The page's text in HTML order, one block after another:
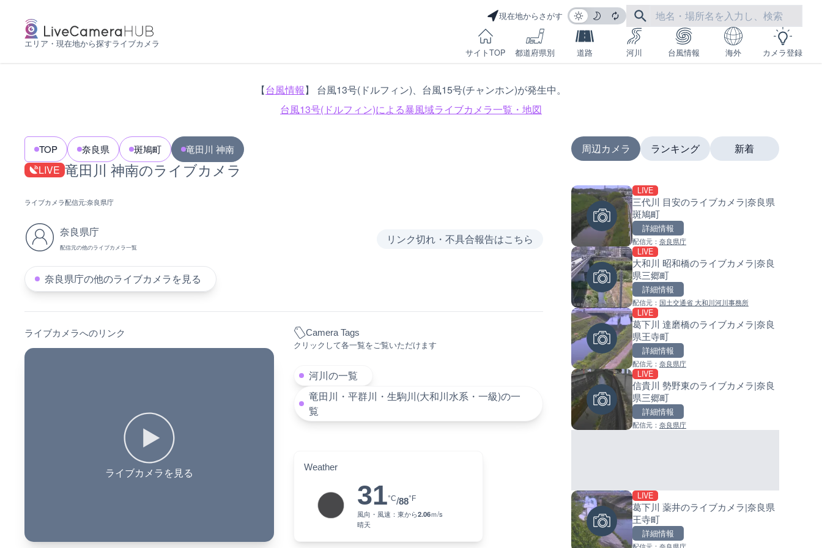
エリア・現在地から探すライブカメラ
現在地からさがす
サイトTOP 都道府県別 道路 河川 台風情報 海外 カメラ登録
【台風情報】 台風13号(ドルフィン)、台風15号(チャンホン)が発生中。
台風13号(ドルフィン)による暴風域ライブカメラ一覧・地図
TOP 奈良県 斑鳩町 竜田川 神南
LIVE 竜田川 神南のライブカメラ
ライブカメラ配信元:奈良県庁
奈良県庁
配信元の他のライブカメラ一覧
リンク切れ・不具合報告はこちら
奈良県庁の他のライブカメラを見る
ライブカメラへのリンク
ライブカメラを見る
Camera Tags
クリックして各一覧をご覧いただけます
河川の一覧
竜田川・平群川・生駒川(大和川水系・一級)の一
覧
Weather
31°C/88°F
風向・風速： 東から2.06ｍ/s
晴天
周辺カメラ
LIVE
三代川 目安のライブカメラ|奈良県
斑鳩町
詳細情報
配信元： 奈良県庁
LIVE
大和川 昭和橋のライブカメラ|奈良
県三郷町
詳細情報
配信元： 国土交通省 大和川河川事務所
LIVE
葛下川 達磨橋のライブカメラ|奈良
県王寺町
詳細情報
配信元： 奈良県庁
LIVE
信貴川 勢野東のライブカメラ|奈良
県三郷町
詳細情報
配信元： 奈良県庁
LIVE
葛下川 薬井のライブカメラ|奈良県
王寺町
詳細情報
ランキング
のと里山海道 高松サービスエ
国道1号 箱根新道12のライブ
配信元：国土交通省 横浜国道事務所
新東名高速道路 新御殿場イン
森戸川 富士見橋のライブカメ
LIVE
国道29号 戸倉北のライブカメ
新着
南出川水門付近のライブカメ
比井川水門付近から比井崎海
配信元：日高町役場
小浦川水門付近から小浦海水
産湯川水門付近のライブカメ
導目木川 花立砂防堰堤下流の